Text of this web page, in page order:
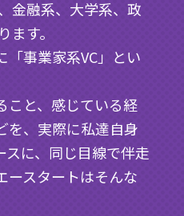
金融系、大学系、政
す。
「事業家系VC」とい
こと、感じている経
を、実際に私達自身
に、同じ目線で伴走
ースタートはそんな